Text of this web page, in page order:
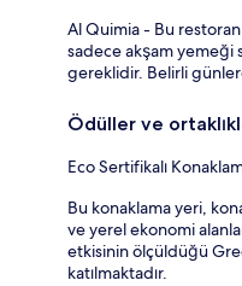
Al Quimia - Bu
sadece akşam yemeği
gereklidir. Belirli
Ödüller ve
Eco Sertifikalı
Bu konaklama yeri,
ve yerel ekonomi
etkisinin ölçüldüğü
katılmaktadır.